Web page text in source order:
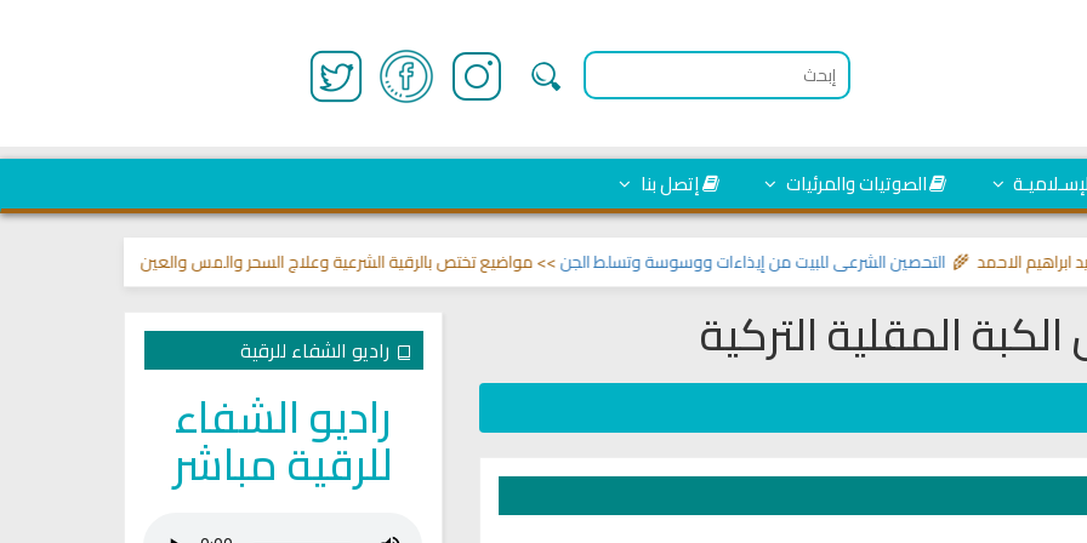
الصوتيات والمرئيات إتصل بنا
قناة وشفاء لما في التحصين الشرعي للبيت من إيذاءات ووسوسة وتسلط الجن>> مواضيع تختص بالرقية الشرعية وعلاج السحر والمس والعين 🌾 🌾
المقلية التركية راديو الشفاء للرقية
راديو الشفاء
للرقية مباشر